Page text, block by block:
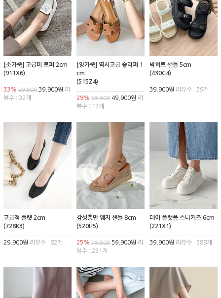
[소가죽] 고급미 로퍼 2cm
(911X6)
33% 59,900 39,900원 리
뷰수 : 32개
[양가죽] 역시고급 슬리퍼 1
cm
(515Z4)
29% 69,90049,900원 리
뷰수 : 17개
빅히트 샌들 5cm
(430C4)
39,900원 리뷰수 : 39개
고급적 플랫 2cm
(728K3)
29,900원 리뷰수 : 82개
감성충만 웨지 샌들 8cm
(520H5)
25% 79,90059,900원 리
뷰수 : 231개
데이 플랫폼 스니커즈 6cm
(221X1)
39,900원 리뷰수 : 388개